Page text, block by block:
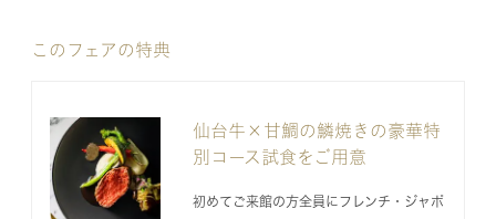
このフェアの特典
仙台牛×甘鯛の鱗焼きの豪華特
別コース試食をご用意
初めてご来館の方全員にフレンチ・ジャポ